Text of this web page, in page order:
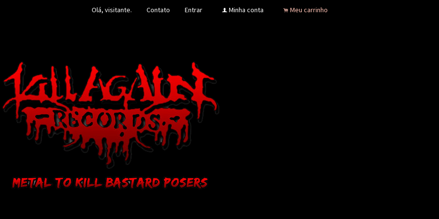
Olá, visitante. Contato Entrar f Minha conta . Meu carrinho